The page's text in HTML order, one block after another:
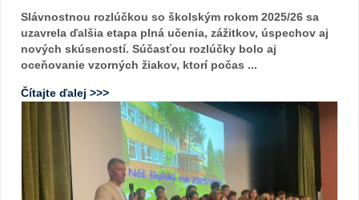
Slávnostnou rozlúčkou so školským rokom 2025/26 sa
uzavrela ďalšia etapa plná učenia, zážitkov, úspechov aj
nových skúseností. Súčasťou rozlúčky bolo aj
oceňovanie vzorných žiakov, ktorí počas ...
Čítajte ďalej >>>